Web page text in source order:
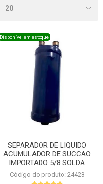
Disponível em estoque
SEPARADOR DE LIQUIDO
ACUMULADOR DE SUCCAO
IMPORTADO 5/8 SOLDA
Código do produto: 24428